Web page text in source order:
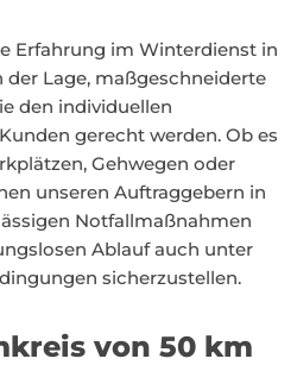
Erfahrung im Winterdienst in
der Lage, maßgeschneiderte
den individuellen
gerecht werden. Ob es
Gehwegen oder
unseren Auftraggebern in
Notfallmaßnahmen
Ablauf auch unter
sicherzustellen.
von 50 km